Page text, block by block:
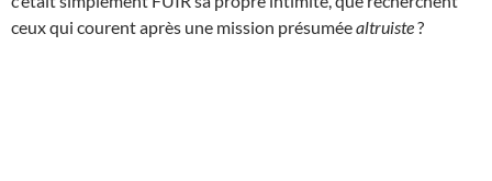
ceux qui courent après une mission présuméealtruiste?